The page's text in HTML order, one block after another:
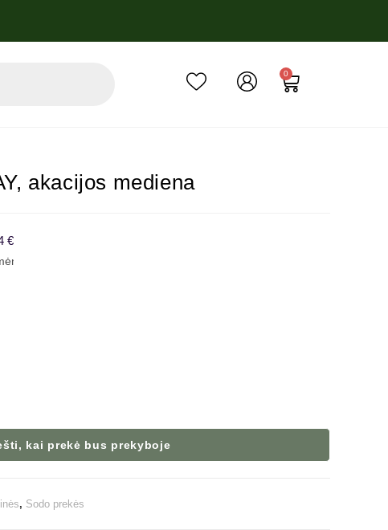
0
akacijos mediena
€
palūkanų norma – 6.9%, sutarties sudarymo mokestis – 3%,
kai prekė bus prekyboje
, Sodo prekės